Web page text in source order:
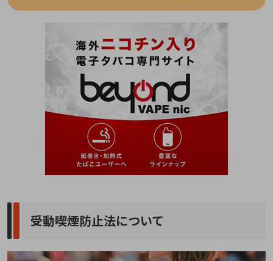
受動喫煙防止法について